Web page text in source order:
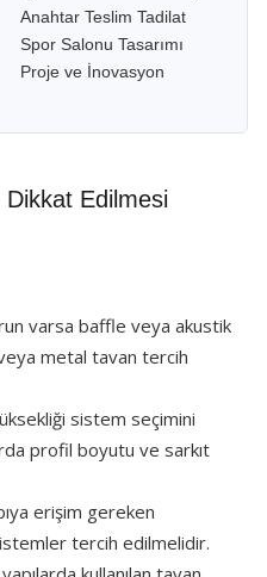
Anahtar Teslim Tadilat
Spor Salonu Tasarımı
Proje ve İnovasyon
Edilmesi
varsa baffle veya akustik
metal tavan tercih
sistem seçimini
profil boyutu ve sarkıt
erişim gereken
tercih edilmelidir.